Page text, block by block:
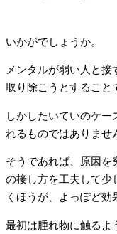
いかがでしょうか。
メンタルが弱い人と接
取り除こうとすること
しかしたいていのケー
れるものではありませ
そうであれば、原因を
の接し方を工夫して少
くほうが、よっぽど効
最初は腫れ物に触るよ